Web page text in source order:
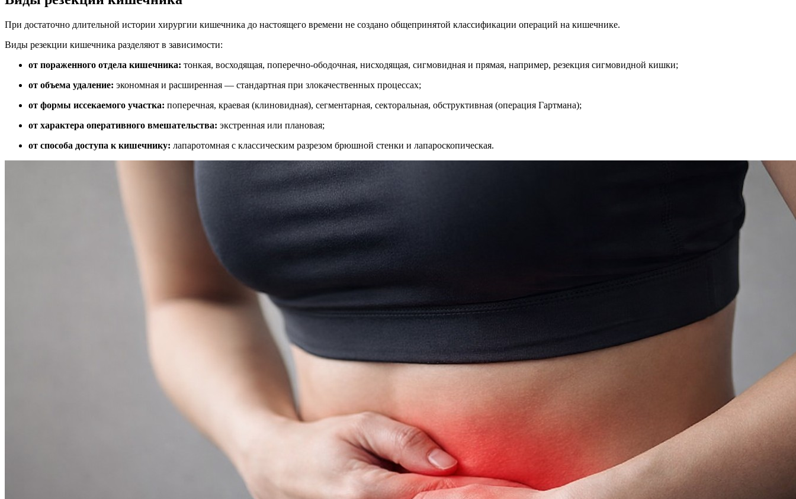
При достаточно длительной истории хирургии кишечника до настоящего времени не создано общепринятой классификации операций на кишечнике.
Виды резекции кишечника разделяют в зависимости:
от пораженного отдела кишечника: тонкая, восходящая, поперечно-ободочная, нисходящая, сигмовидная и прямая, например, резекция сигмовидной кишки;
от объема удаление: экономная и расширенная — стандартная при злокачественных процессах;
от формы иссекаемого участка: поперечная, краевая (клиновидная), сегментарная, секторальная, обструктивная (операция Гартмана);
от характера оперативного вмешательства: экстренная или плановая;
от способа доступа к кишечнику: лапаротомная с классическим разрезом брюшной стенки и лапароскопическая.